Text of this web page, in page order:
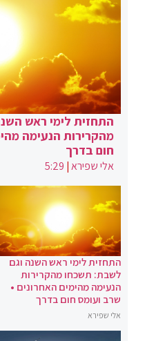
התחזית לימי ראש
מהקרירות הנעימה
חום בדרך
אלי שפירא|
5:29
התחזית לימי ראש השנה וגם
לשבת: תשכחו מהקרירות
הנעימה מהימים האחרונים •
שרב ועומס חום בדרך
אלי שפירא